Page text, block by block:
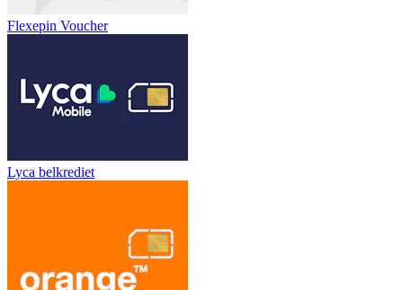
Flexepin Voucher
Lyca belkrediet